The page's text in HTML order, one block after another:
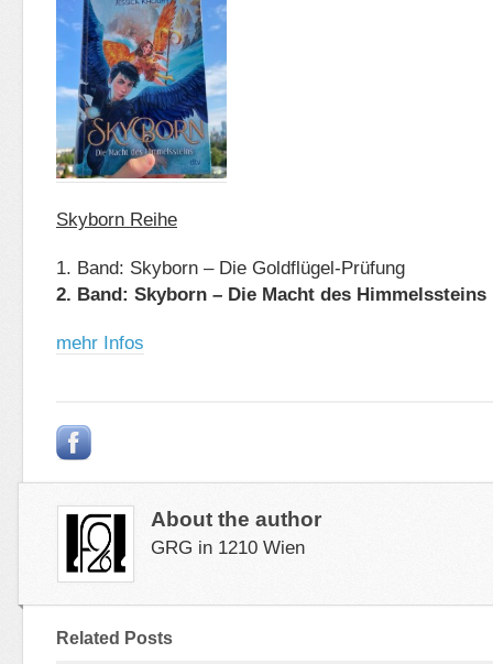
Skyborn Reihe
1. Band: Skyborn – Die Goldflügel-Prüfung
2. Band: Skyborn – Die Macht des Himmelssteins
mehr Infos
About the author
GRG in 1210 Wien
Related Posts